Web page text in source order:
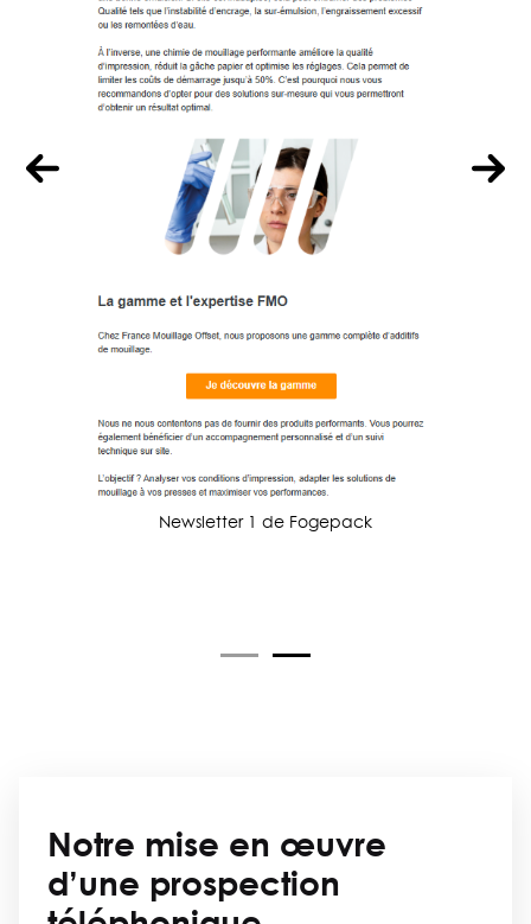
Newsletter 1 de Fogepack
Notre mise en œuvre
d’une prospection